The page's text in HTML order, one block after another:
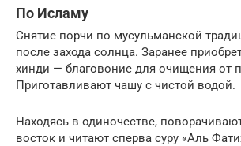
По Исламу
Снятие порчи по мусульманской
после захода солнца. Заранее
хинди — благовоние для очищения от
Приготавливают чашу с чистой водой.
Находясь в одиночестве,
восток и читают сперва суру «Аль